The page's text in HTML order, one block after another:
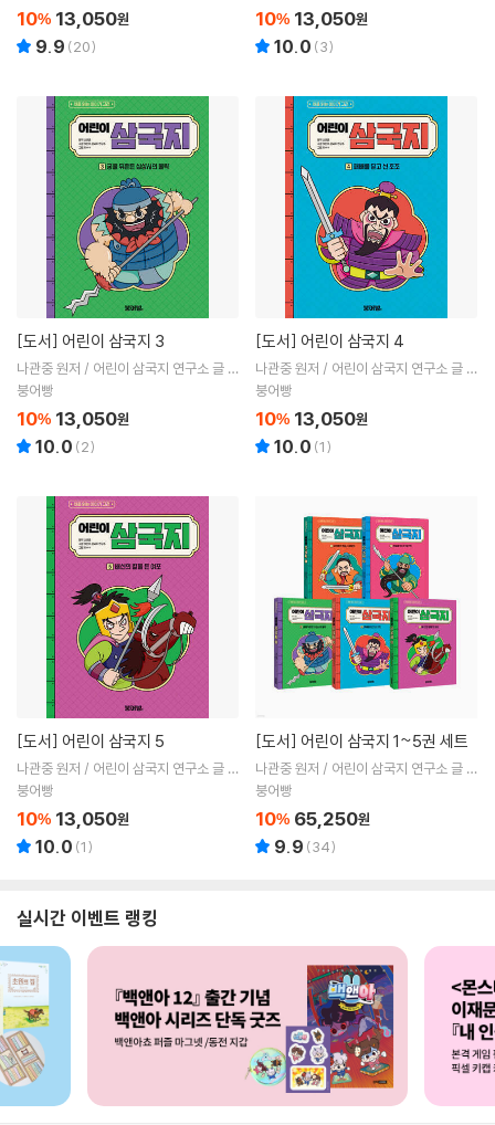
10% 13,050원
9.9 (20)
10% 13,050원
10.0 (3)
[도서] 어린이 삼국지 3
나관중 원저 / 어린이 삼국지 연구소 글 /
ㅎㅂㅆ 그림
붕어빵
10% 13,050원
10.0 (2)
[도서] 어린이 삼국지 4
나관중 원저 / 어린이 삼국지 연구소 글 /
ㅎㅂㅆ 그림
붕어빵
10% 13,050원
10.0 (1)
[도서] 어린이 삼국지 5
나관중 원저 / 어린이 삼국지 연구소 글 /
ㅎㅂㅆ 그림
붕어빵
10% 13,050원
10.0 (1)
[도서] 어린이 삼국지 1~5권 세트
나관중 원저 / 어린이 삼국지 연구소 글 /
ㅎㅂㅆ 그림
붕어빵
10% 65,250원
9.9 (34)
실시간 이벤트 랭킹